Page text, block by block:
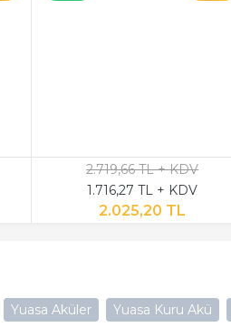
2.719,66 TL + KDV
1.716,27 TL + KDV
2.025,20 TL
Yuasa Aküler Yuasa Kuru Akü